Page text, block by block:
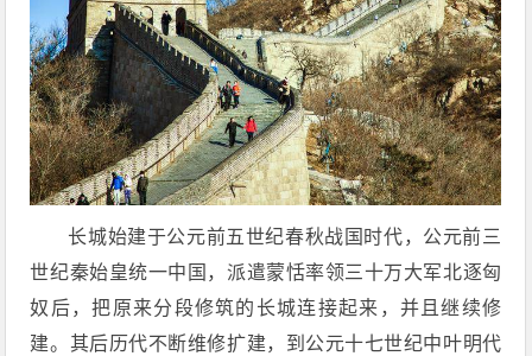
长城始建于公元前五世纪春秋战国时代，公元前三
世纪秦始皇统一中国，派遣蒙恬率领三十万大军北逐匈
奴后，把原来分段修筑的长城连接起来，并且继续修
建。其后历代不断维修扩建，到公元十七世纪中叶明代